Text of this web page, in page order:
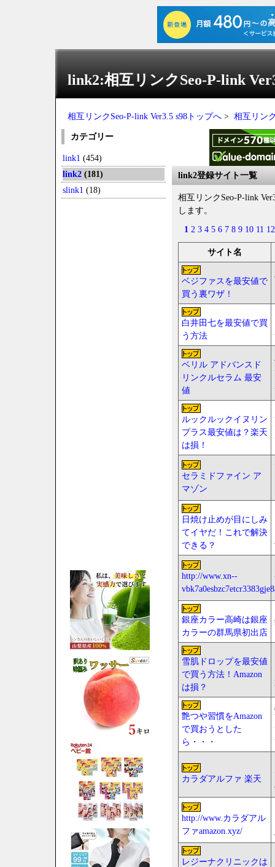
link2:相互リンクSeo-P-link
相互リンクSeo-P-link Ver3.5 s98トップへ > 相互リン
カテゴリー
link1 (454)
link2 (181)
slink1 (18)
link2登録サイト一覧
相互リンクSeo-P-link
します。
1 2 3 4 5 6 7 8 9 10 11 12
サイト名
ベジファスを最安値で
買う裏ワザ！
白井田七を最安値で買
う方法
ベリル アドバンスド
リンクルセラム 最安
値
ルックルックイヌリン
プラス最安値は？楽天
は損！
セラミドファイン ア
マゾン
日焼け止めが目にしみ
てイヤだ！これで解決
できる？
http://www.xn--
銀座カラー高崎は銀座
カラーの群馬県初出店
雪肌ドロップを最安値
で買う方法！Amazon
は損？
艶つや習慣をAmazon
で買おうとした
ら・・・
カラダアルファ 楽天
http://www.カラダアル
ファamazon.xyz/
レジーナクリニックは